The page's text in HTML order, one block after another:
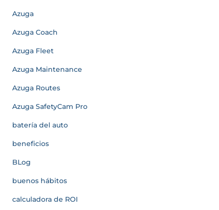
Azuga
Azuga Coach
Azuga Fleet
Azuga Maintenance
Azuga Routes
Azuga SafetyCam Pro
batería del auto
beneficios
BLog
buenos hábitos
calculadora de ROI